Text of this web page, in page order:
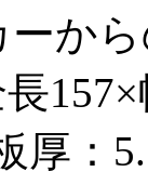
か
厚：